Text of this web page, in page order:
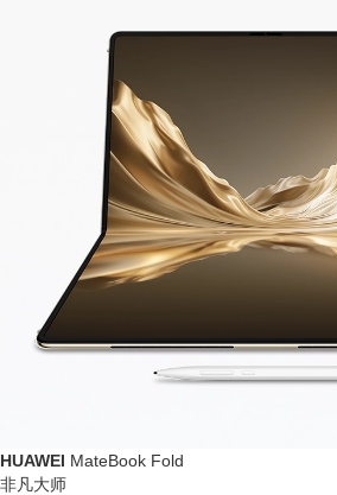
HUAWEI MateBook Fold
非凡大师